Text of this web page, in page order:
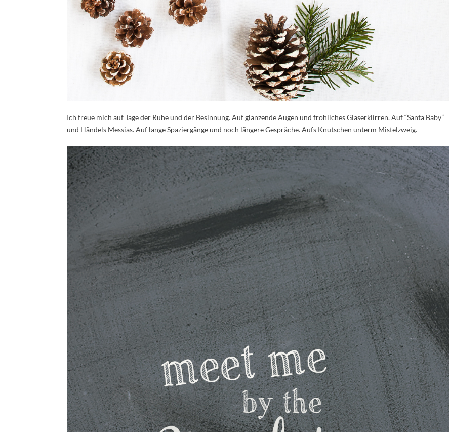
Ich freue mich auf Tage der Ruhe und der Besinnung. Auf glänzende Augen und fröhliches Gläserklirren. Auf “Santa Baby”
und Händels Messias. Auf lange Spaziergänge und noch längere Gespräche. Aufs Knutschen unterm Mistelzweig.